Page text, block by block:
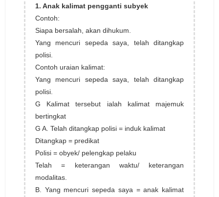
1. Anak kalimat pengganti subyek
Contoh:
Siapa bersalah, akan dihukum.
Yang mencuri sepeda saya, telah ditangkap
polisi.
Contoh uraian kalimat:
Yang mencuri sepeda saya, telah ditangkap
polisi.
G Kalimat tersebut ialah kalimat majemuk
bertingkat
G A. Telah ditangkap polisi = induk kalimat
Ditangkap = predikat
Polisi = obyek/ pelengkap pelaku
Telah = keterangan waktu/ keterangan
modalitas.
B. Yang mencuri sepeda saya = anak kalimat